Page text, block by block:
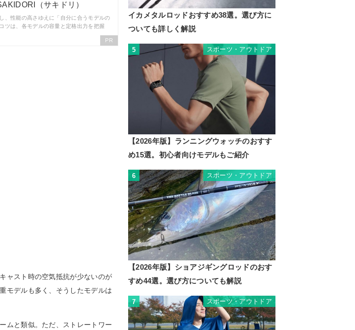
（サキドリ）
、性能の高さゆえに「自分に合うモデルの
ツは、各モデルの容量と定格出力を把握
PR
ャスト時の空気抵抗が少ないのが
モデルも多く、そうしたモデルは
ムと類似。ただ、ストレートワー
イカメタルロッドおすすめ38選。選び方に
ついても詳しく解説
5 スポーツ・アウトドア
【2026年版】ランニングウォッチのおすす
め15選。初心者向けモデルもご紹介
6 スポーツ・アウトドア
【2026年版】ショアジギングロッドのおす
すめ44選。選び方についても解説
7 スポーツ・アウトドア